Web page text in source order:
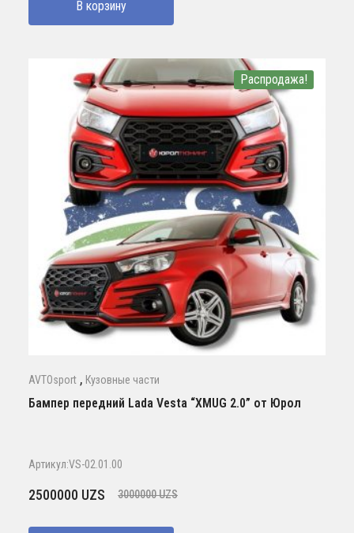
В корзину
Распродажа!
AVTOsport , Кузовные части
Бампер передний Lada Vesta “XMUG 2.0” от Юрол
Артикул:VS-02.01.00
3000000UZS
Первоначальная
2500000 UZS
Текущая